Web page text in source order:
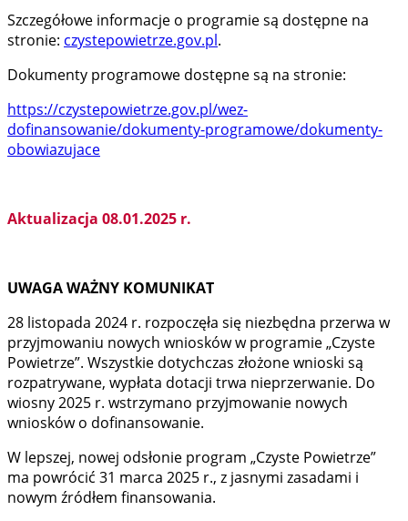
Szczegółowe informacje o programie są dostępne na
stronie: czystepowietrze.gov.pl.
Dokumenty programowe dostępne są na stronie:
https://czystepowietrze.gov.pl/wez-
dofinansowanie/dokumenty-programowe/dokumenty-
obowiazujace
Aktualizacja 08.01.2025 r.
UWAGA WAŻNY KOMUNIKAT
28 listopada 2024 r. rozpoczęła się niezbędna przerwa w
przyjmowaniu nowych wniosków w programie „Czyste
Powietrze”. Wszystkie dotychczas złożone wnioski są
rozpatrywane, wypłata dotacji trwa nieprzerwanie. Do
wiosny 2025 r. wstrzymano przyjmowanie nowych
wniosków o dofinansowanie.
W lepszej, nowej odsłonie program „Czyste Powietrze”
ma powrócić 31 marca 2025 r., z jasnymi zasadami i
nowym źródłem finansowania.